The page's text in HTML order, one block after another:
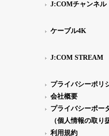
J:COMチャンネル
ケーブル4K
J:COM STREAM
プライバシーポリ
会社概要
プライバシーポー
（個人情報の取り
利用規約